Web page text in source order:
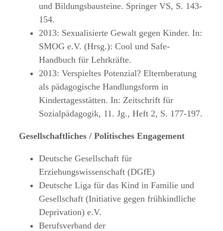
und Bildungsbausteine. Springer VS, S. 143-
154.
2013: Sexualisierte Gewalt gegen Kinder. In:
SMOG e.V. (Hrsg.): Cool und Safe-
Handbuch für Lehrkräfte.
2013: Verspieltes Potenzial? Elternberatung
als pädagogische Handlungsform in
Kindertagesstätten. In: Zeitschrift für
Sozialpädagogik, 11. Jg., Heft 2, S. 177-197.
Gesellschaftliches / Politisches Engagement
Deutsche Gesellschaft für
Erziehungswissenschaft (DGfE)
Deutsche Liga für das Kind in Familie und
Gesellschaft (Initiative gegen frühkindliche
Deprivation) e.V.
Berufsverband der